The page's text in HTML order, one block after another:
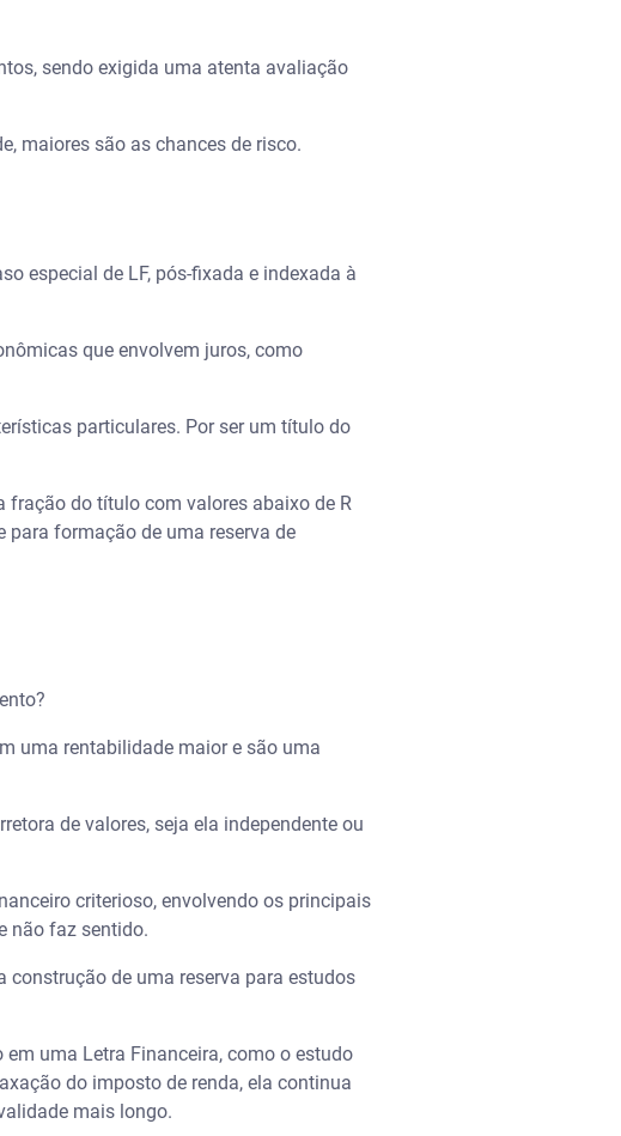
sendo exigida uma atenta avaliação
maiores são as chances de risco.
especial de LF, pós-fixada e indexada à
que envolvem juros, como
particulares. Por ser um título do
fração do título com valores abaixo de R
para formação de uma reserva de
uma rentabilidade maior e são uma
de valores, seja ela independente ou
criterioso, envolvendo os principais
não faz sentido.
construção de uma reserva para estudos
uma Letra Financeira, como o estudo
do imposto de renda, ela continua
mais longo.